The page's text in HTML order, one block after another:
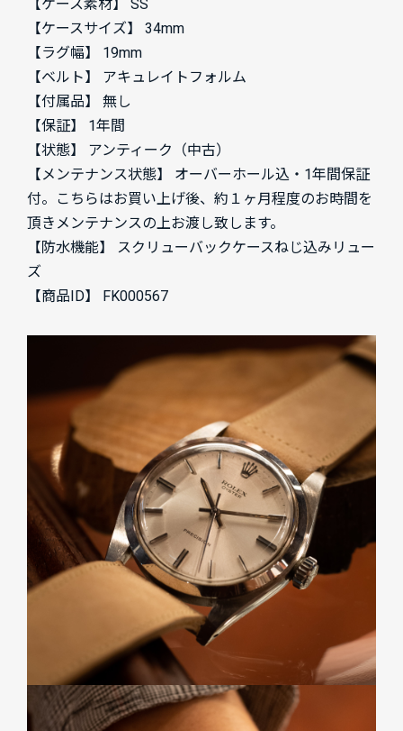
【ケース素材】 SS
【ケースサイズ】 34mm
【ラグ幅】 19mm
【ベルト】 アキュレイトフォルム
【付属品】 無し
【保証】 1年間
【状態】 アンティーク（中古）
【メンテナンス状態】 オーバーホール込・1年間保証
付。こちらはお買い上げ後、約１ヶ月程度のお時間を
頂きメンテナンスの上お渡し致します。
【防水機能】 スクリューバックケースねじ込みリュー
ズ
【商品ID】 FK000567